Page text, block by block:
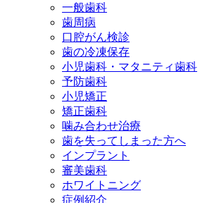
一般歯科
歯周病
口腔がん検診
歯の冷凍保存
小児歯科・マタニティ歯科
予防歯科
小児矯正
矯正歯科
噛み合わせ治療
歯を失ってしまった方へ
インプラント
審美歯科
ホワイトニング
症例紹介